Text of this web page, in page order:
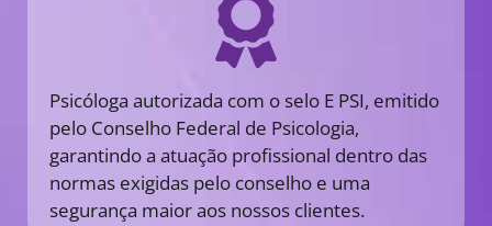
Psicóloga autorizada com o selo E PSI, emitido
pelo Conselho Federal de Psicologia,
garantindo a atuação profissional dentro das
normas exigidas pelo conselho e uma
segurança maior aos nossos clientes.